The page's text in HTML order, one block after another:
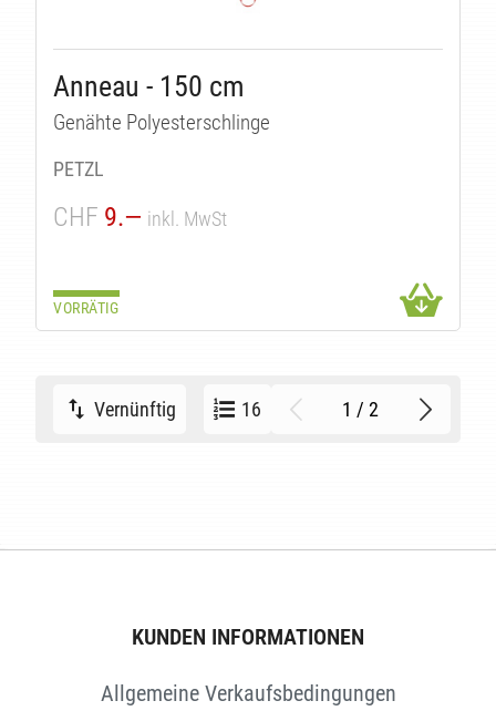
Anneau - 150 cm
Genähte Polyesterschlinge
PETZL
CHF 9.— inkl. MwSt
VORRÄTIG
Vernünftig 16 1 / 2
KUNDEN INFORMATIONEN
Allgemeine Verkaufsbedingungen